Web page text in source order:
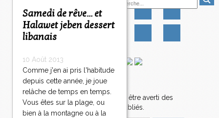
Samedi de rêve... et
Halawet jeben dessert
libanais
10 Août 2013
Comme j'en ai pris l'habitude
depuis cette année, je joue
relâche de temps en temps.
Vous êtes sur la plage, ou
bien à la montagne ou à la
Newsletter
Abonnez-vous pour être averti des
nouveaux articles publiés.